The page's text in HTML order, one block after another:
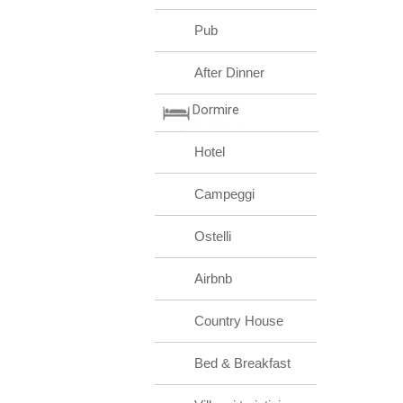
Pub
After Dinner
Dormire
Hotel
Campeggi
Ostelli
Airbnb
Country House
Bed & Breakfast